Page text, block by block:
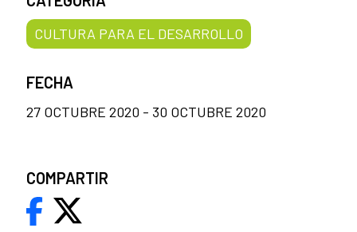
CULTURA PARA EL DESARROLLO
FECHA
27 OCTUBRE 2020 - 30 OCTUBRE 2020
COMPARTIR